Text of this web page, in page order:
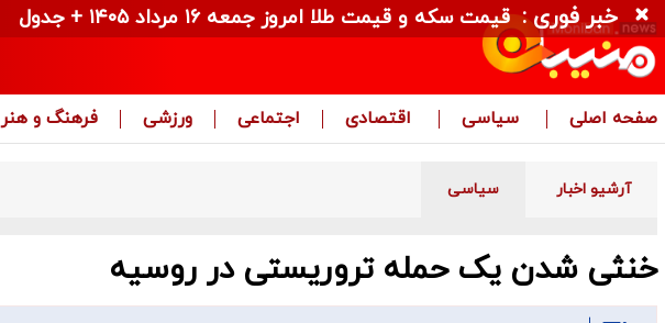
صفحه اصلی سیاسی اقتصادی اجتماعی ورزشی فرهنگ و هنر
آرشیو اخبار سیاسی
خنثی شدن یک‌ حمله تروریستی در روسیه
خبر فوری : قیمت سکه و قیمت طلا امروز جمعه ۱۶ مرداد ۱۴۰۵ + جدول